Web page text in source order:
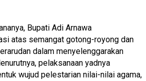
Bupati Adi Arnawa
atas semangat gotong-royong dan
dalam menyelenggarakan
pelaksanaan yadnya
wujud pelestarian nilai-nilai agama,